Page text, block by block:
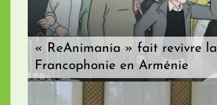
« ReAnimania » fait revivre la
Francophonie en Arménie